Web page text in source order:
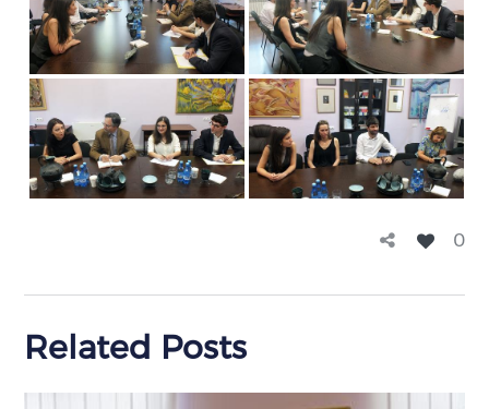
0
Related Posts